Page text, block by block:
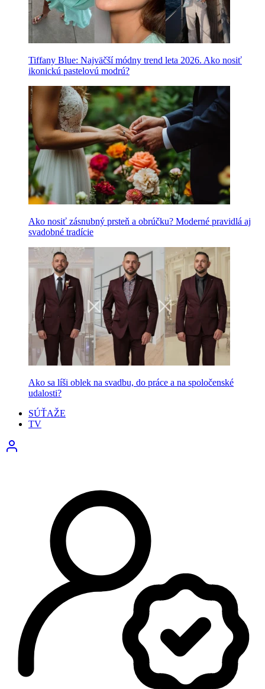
Tiffany Blue: Najväčší módny trend leta 2026. Ako nosiť
ikonickú pastelovú modrú?
Ako nosiť zásnubný prsteň a obrúčku? Moderné pravidlá aj
svadobné tradície
Ako sa líši oblek na svadbu, do práce a na spoločenské
udalosti?
SÚŤAŽE
TV